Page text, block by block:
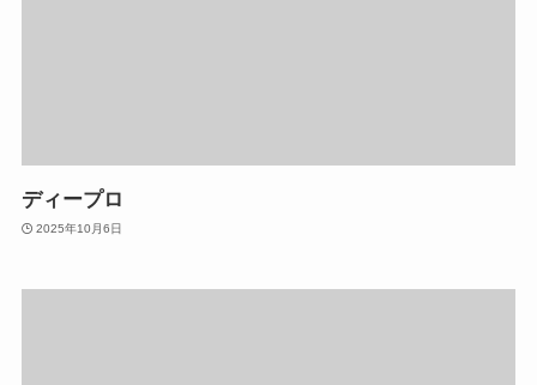
ディープロ
2025年10月6日